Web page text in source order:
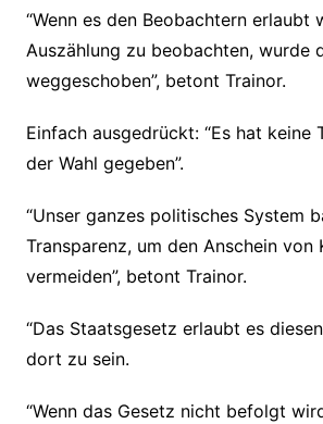
“Wenn es den Beobachtern erlaubt
Auszählung zu beobachten, wurde
weggeschoben”, betont Trainor.
Einfach ausgedrückt: “Es hat keine
der Wahl gegeben”.
“Unser ganzes politisches System
Transparenz, um den Anschein von
vermeiden”, betont Trainor.
“Das Staatsgesetz erlaubt es
dort zu sein.
“Wenn das Gesetz nicht befolgt